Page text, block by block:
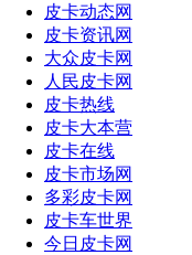
皮卡动态网
皮卡资讯网
大众皮卡网
人民皮卡网
皮卡热线
皮卡大本营
皮卡在线
皮卡市场网
多彩皮卡网
皮卡车世界
今日皮卡网